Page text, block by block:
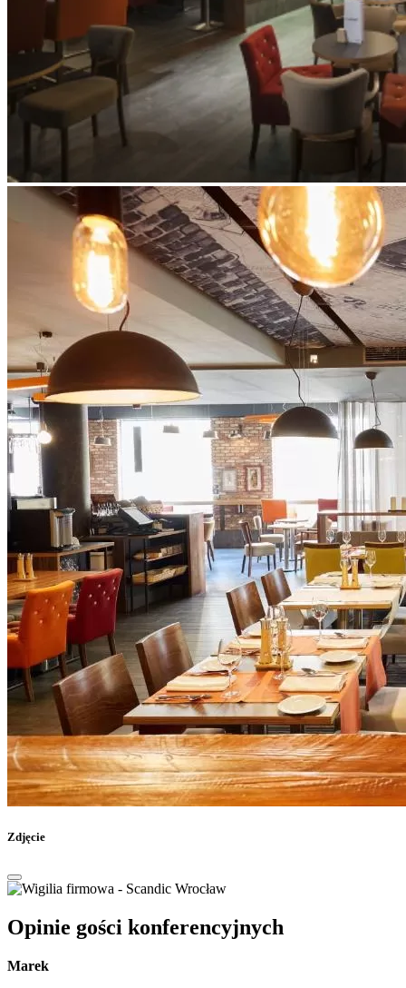
Zdjęcie
Opinie gości konferencyjnych
Marek